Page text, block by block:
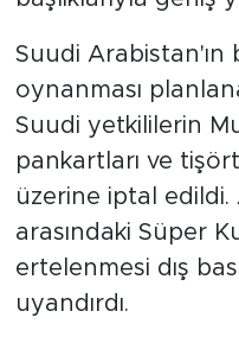
Suudi Arabistan'ın
oynanması
Suudi yetkililerin
pankartları ve
üzerine iptal edildi.
arasındaki Süper
ertelenmesi dış
uyandırdı.
TARİH
KADIN
SİYASET
MEDYA KÖŞESİ